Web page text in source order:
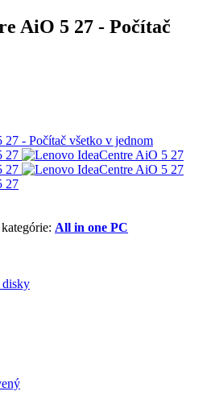
AiO 5 27 - Počítač
All in one PC